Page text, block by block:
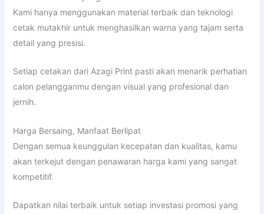
Kami hanya menggunakan material terbaik dan teknologi
cetak mutakhir untuk menghasilkan warna yang tajam serta
detail yang presisi.
Setiap cetakan dari Azagi Print pasti akan menarik perhatian
calon pelangganmu dengan visual yang profesional dan
jernih.
Harga Bersaing, Manfaat Berlipat
Dengan semua keunggulan kecepatan dan kualitas, kamu
akan terkejut dengan penawaran harga kami yang sangat
kompetitif.
Dapatkan nilai terbaik untuk setiap investasi promosi yang